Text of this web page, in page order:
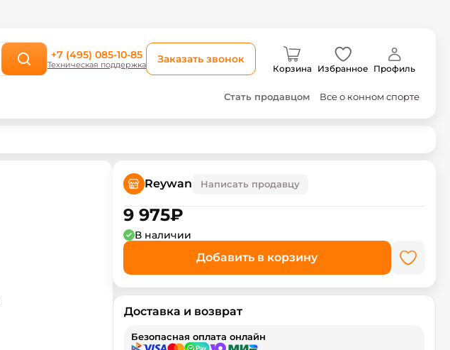
+7 (495) 085-10-85
Техническая поддержка Заказать звонок
Корзина Избранное Профиль
Стать продавцом Все о конном спорте
Reywan Написать продавцу
9 975₽
В наличии
Добавить в корзину
Доставка и возврат
Безопасная оплата онлайн